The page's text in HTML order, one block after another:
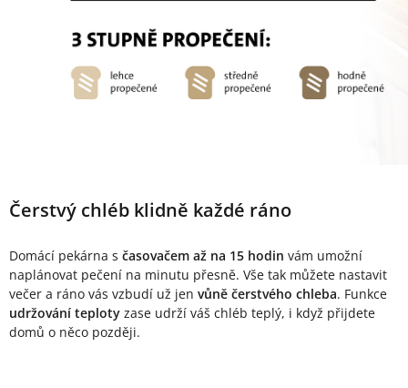
Čerstvý chléb klidně každé ráno
Domácí pekárna s časovačem až na 15 hodin vám umožní
naplánovat pečení na minutu přesně. Vše tak můžete nastavit
večer a ráno vás vzbudí už jen vůně čerstvého chleba. Funkce
udržování teploty zase udrží váš chléb teplý, i když přijdete
domů o něco později.